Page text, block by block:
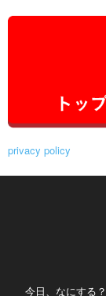
privacy policy
今日、なにする